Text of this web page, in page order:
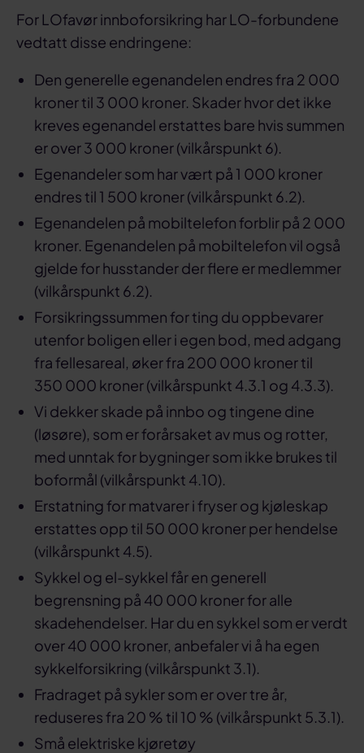
For LOfavør innboforsikring har LO-forbundene
vedtatt disse endringene:
Den generelle egenandelen endres fra 2 000
kroner til 3 000 kroner. Skader hvor det ikke
kreves egenandel erstattes bare hvis summen
er over 3 000 kroner (vilkårspunkt 6).
Egenandeler som har vært på 1 000 kroner
endres til 1 500 kroner (vilkårspunkt 6.2).
Egenandelen på mobiltelefon forblir på 2 000
kroner. Egenandelen på mobiltelefon vil også
gjelde for husstander der flere er medlemmer
(vilkårspunkt 6.2).
Forsikringssummen for ting du oppbevarer
utenfor boligen eller i egen bod, med adgang
fra fellesareal, øker fra 200 000 kroner til
350 000 kroner (vilkårspunkt 4.3.1 og 4.3.3).
Vi dekker skade på innbo og tingene dine
(løsøre), som er forårsaket av mus og rotter,
med unntak for bygninger som ikke brukes til
boformål (vilkårspunkt 4.10).
Erstatning for matvarer i fryser og kjøleskap
erstattes opp til 50 000 kroner per hendelse
(vilkårspunkt 4.5).
Sykkel og el-sykkel får en generell
begrensning på 40 000 kroner for alle
skadehendelser. Har du en sykkel som er verdt
over 40 000 kroner, anbefaler vi å ha egen
sykkelforsikring (vilkårspunkt 3.1).
Fradraget på sykler som er over tre år,
reduseres fra 20 % til 10 % (vilkårspunkt 5.3.1).
Små elektriske kjøretøy